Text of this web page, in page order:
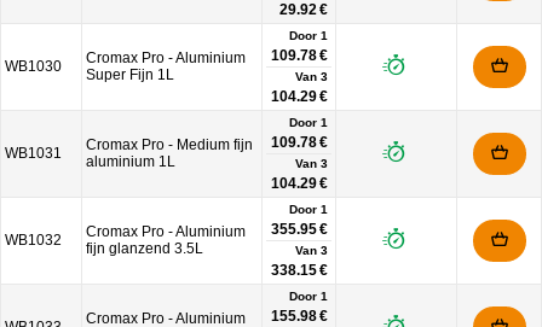
29.92 €
WB1030
Cromax Pro - Aluminium
Super Fijn 1L
Door 1
109.78 €
Van 3
104.29 €
WB1031
Cromax Pro - Medium fijn
aluminium 1L
Door 1
109.78 €
Van 3
104.29 €
WB1032
Cromax Pro - Aluminium
fijn glanzend 3.5L
Door 1
355.95 €
Van 3
338.15 €
Cromax Pro - Aluminium
Door 1
155.98 €